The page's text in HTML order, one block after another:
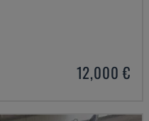
12,000 €